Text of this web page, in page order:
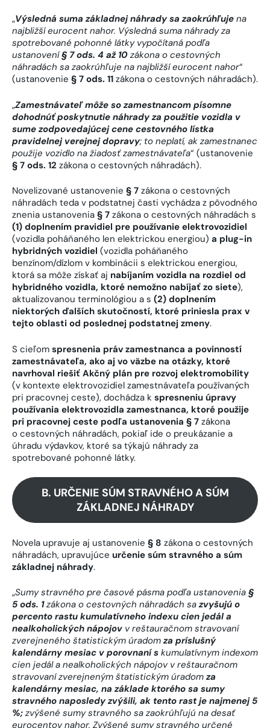
„Výsledná suma základnej náhrady sa zaokrúhľuje na
najbližší eurocent nahor. Výsledná suma náhrady za
spotrebované pohonné látky vypočítaná podľa
ustanovení§ 7 ods. 4 až 10 zákona o cestovných
náhradách sa zaokrúhľuje na najbližší eurocent nahor“
(ustanovenie § 7 ods. 11 zákona o cestovných náhradách).
„Zamestnávateľ môže so zamestnancom písomne
dohodnúť poskytnutie náhrady za použitie vozidla v
sume zodpovedajúcej cene cestovného lístka
pravidelnej verejnej dopravy; to neplatí, ak zamestnanec
použije vozidlo na žiadosť zamestnávateľa“ (ustanovenie
§ 7 ods. 12 zákona o cestovných náhradách).
Novelizované ustanovenie § 7 zákona o cestovných
náhradách teda v podstatnej časti vychádza z pôvodného
znenia ustanovenia § 7 zákona o cestovných náhradách s
(1) doplnením pravidiel pre používanie elektrovozidiel
(vozidla poháňaného len elektrickou energiou) a plug-in
hybridných vozidiel (vozidla poháňaného
benzínom/dízlom v kombinácii s elektrickou energiou,
ktorá sa môže získať aj nabíjaním vozidla na rozdiel od
hybridného vozidla, ktoré nemožno nabíjať zo siete),
aktualizovanou terminológiou a s (2) doplnením
niektorých ďalších skutočností, ktoré priniesla prax v
tejto oblasti od poslednej podstatnej zmeny.
S cieľom spresnenia práv zamestnanca a povinností
zamestnávateľa, ako aj vo väzbe na otázky, ktoré
navrhoval riešiť Akčný plán pre rozvoj elektromobility
(v kontexte elektrovozidiel zamestnávateľa používaných
pri pracovnej ceste), dochádza k spresneniu úpravy
používania elektrovozidla zamestnanca, ktoré použije
pri pracovnej ceste podľa ustanovenia § 7 zákona
o cestovných náhradách, pokiaľ ide o preukázanie a
úhradu výdavkov, ktoré sa týkajú náhrady za
spotrebované pohonné látky.
B. URČENIE SÚM STRAVNÉHO A SÚM
ZÁKLADNEJ NÁHRADY
Novela upravuje aj ustanovenie § 8 zákona o cestovných
náhradách, upravujúce určenie súm stravného a súm
základnej náhrady.
„Sumy stravného pre časové pásma podľa ustanovenia §
5 ods. 1 zákona o cestovných náhradách sa zvyšujú o
percento rastu kumulatívneho indexu cien jedál a
nealkoholických nápojov v reštauračnom stravovaní
zverejneného štatistickým úradom za príslušný
kalendárny mesiac v porovnanís kumulatívnym indexom
cien jedál a nealkoholických nápojov v reštauračnom
stravovaní zverejneným štatistickým úradom za
kalendárny mesiac, na základe ktorého sa sumy
stravného naposledy zvýšili, ak tento rast je najmenej 5
%; zvýšené sumy stravného sa zaokrúhľujú na desať
eurocentov nahor. Zvýšené sumy stravného určené